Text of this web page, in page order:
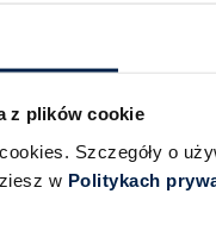
z plików cookie
Szczegóły o
w Politykach
łyżka)